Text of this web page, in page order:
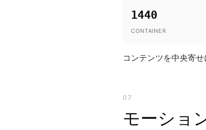
1440
CONTAINER
コンテンツを中央寄
07
モーショ